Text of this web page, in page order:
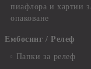
пиафлора и хартии
опаковане
Ембосинг / Релеф
Папки за релеф